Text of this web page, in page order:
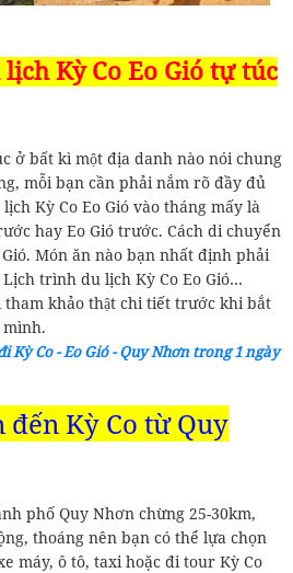
Kỳ Co Eo Gió tự túc
ở bất kì một địa danh nào nói chung
mỗi bạn cần phải nắm rõ đầy đủ
Kỳ Co Eo Gió vào tháng mấy là
hay Eo Gió trước. Cách di chuyển
Món ăn nào bạn nhất định phải
Lịch trình du lịch Kỳ Co Eo Gió…
khảo thật chi tiết trước khi bắt
Kỳ Co - Eo Gió - Quy Nhơn trong 1 ngày
đến Kỳ Co từ Quy
phố Quy Nhơn chừng 25-30km,
thoáng nên bạn có thể lựa chọn
máy, ô tô, taxi hoặc đi tour Kỳ Co